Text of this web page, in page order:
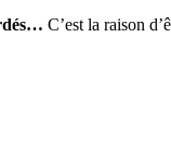
C’est la raison